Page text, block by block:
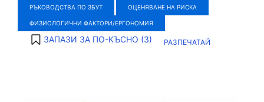
РЪКОВОДСТВА ПО ЗБУТ ОЦЕНЯВАНЕ НА РИСКА
ФИЗИОЛОГИЧНИ ФАКТОРИ/ЕРГОНОМИЯ
ЗАПАЗИ ЗА ПО-КЪСНО (3) РАЗПЕЧАТАЙ